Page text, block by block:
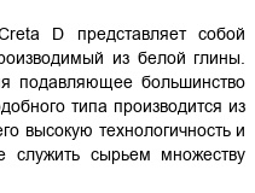
D представляет собой
из белой глины.
подавляющее большинство
типа производится из
высокую технологичность и
служить сырьем множеству